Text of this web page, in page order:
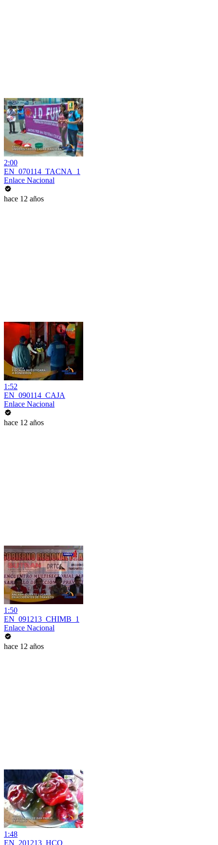
2:00
EN_070114_TACNA_1
Enlace Nacional
hace 12 años
1:52
EN_090114_CAJA
Enlace Nacional
hace 12 años
1:50
EN_091213_CHIMB_1
Enlace Nacional
hace 12 años
1:48
EN_201213_HCO